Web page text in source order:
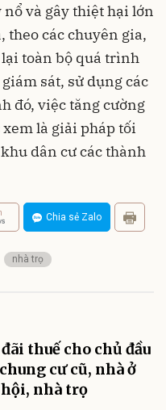
và gây thiệt hại lớn
theo các chuyên gia,
toàn bộ quá trình
sát, sử dụng các
đó, việc tăng cường
là giải pháp tối
dân cư các thành
Chia sẻ Zalo
nhà trọ
đãi thuế cho chủ đầu
cư cũ, nhà ở
nhà trọ